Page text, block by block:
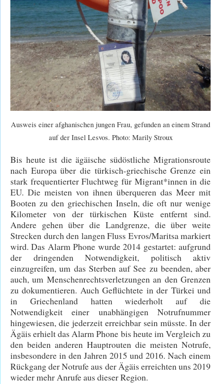
Ausweis einer afghanischen jungen Frau, gefunden an einem Strand
auf der Insel Lesvos. Photo: Marily Stroux
Bis heute ist die ägäische südöstliche Migrationsroute
nach Europa über die türkisch-griechische Grenze ein
stark frequentierter Fluchtweg für Migrant*innen in die
EU. Die meisten von ihnen überqueren das Meer mit
Booten zu den griechischen Inseln, die oft nur wenige
Kilometer von der türkischen Küste entfernt sind.
Andere gehen über die Landgrenze, die über weite
Strecken durch den langen Fluss Evros/Maritsa markiert
wird. Das Alarm Phone wurde 2014 gestartet: aufgrund
der dringenden Notwendigkeit, politisch aktiv
einzugreifen, um das Sterben auf See zu beenden, aber
auch, um Menschenrechtsverletzungen an den Grenzen
zu dokumentieren. Auch Geflüchtete in der Türkei und
in Griechenland hatten wiederholt auf die
Notwendigkeit einer unabhängigen Notrufnummer
hingewiesen, die jederzeit erreichbar sein müsste. In der
Ägäis erhielt das Alarm Phone bis heute im Vergleich zu
den beiden anderen Hauptrouten die meisten Notrufe,
insbesondere in den Jahren 2015 und 2016. Nach einem
Rückgang der Notrufe aus der Ägäis erreichten uns 2019
wieder mehr Anrufe aus dieser Region.